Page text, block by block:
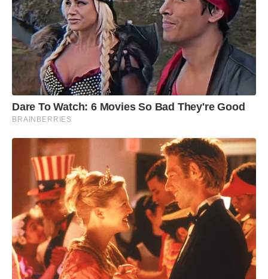
Dare To Watch: 6 Movies So Bad They're Good
BRAINBERRIES